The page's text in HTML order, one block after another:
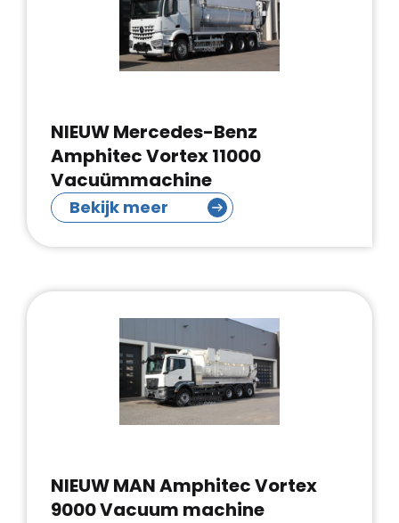
NIEUW Mercedes-Benz
Amphitec Vortex 11000
Vacuümmachine
Bekijk meer
NIEUW MAN Amphitec Vortex
9000 Vacuum machine